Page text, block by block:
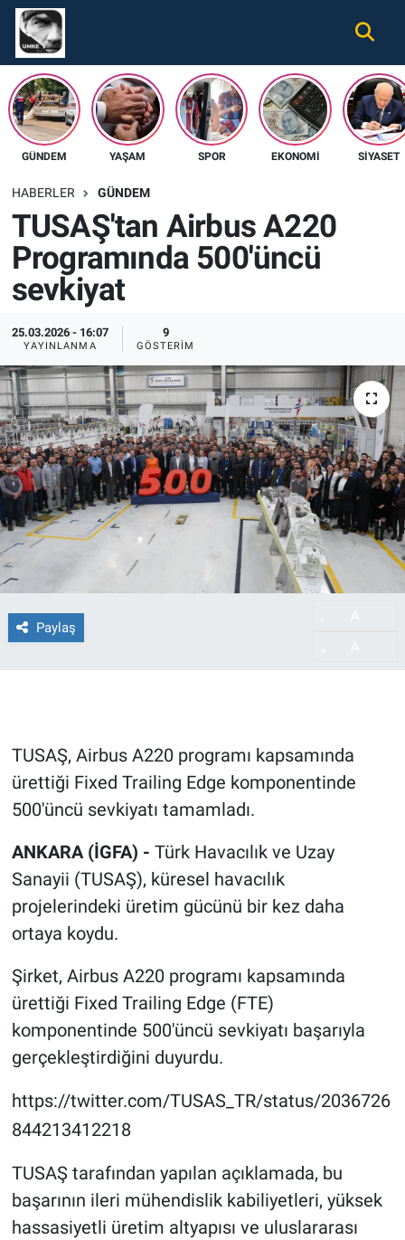
GÜNDEM YAŞAM SPOR EKONOMI SIYASET
HABERLER GÜNDEM
TUSAŞ'tan Airbus A220
Programında 500'üncü
sevkiyat
25.03.2026 - 16:07
YAYINLANMA
9
GÖSTERIM
Paylaş
TUSAŞ, Airbus A220 programı kapsamında
ürettiği Fixed Trailing Edge komponentinde
500'üncü sevkiyatı tamamladı.
ANKARA (İGFA) - Türk Havacılık ve Uzay
Sanayii (TUSAŞ), küresel havacılık
projelerindeki üretim gücünü bir kez daha
ortaya koydu.
Şirket, Airbus A220 programı kapsamında
ürettiği Fixed Trailing Edge (FTE)
komponentinde 500'üncü sevkiyatı başarıyla
gerçekleştirdiğini duyurdu.
https://twitter.com/TUSAS_TR/status/2036726
844213412218
TUSAŞ tarafından yapılan açıklamada, bu
başarının ileri mühendislik kabiliyetleri, yüksek
hassasiyetli üretim altyapısı ve uluslararası
Gündem
Ekonomi
Spor
Tüm Haberler
İletişim
Künye
Nöbetçi Eczaneler
Hava Durumu
Namaz Vakitleri
Süper Lig Puan Durumu ve Fikstür
Tüm Manşetler
Son Dakika Haberleri
Haber Arşivi